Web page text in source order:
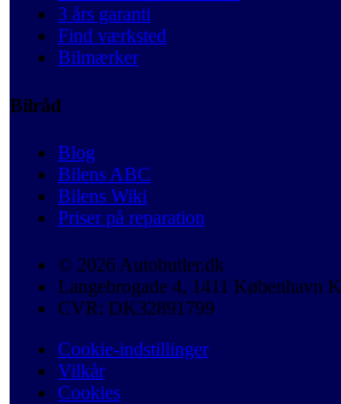
3 års garanti
Find værksted
Bilmærker
Bilråd
Blog
Bilens ABC
Bilens Wiki
Priser på reparation
© 2026 Autobutler.dk
Langebrogade 4, 1411 København K
CVR: DK32891799
Cookie-indstillinger
Vilkår
Cookies